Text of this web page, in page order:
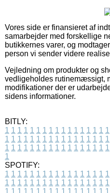
Vores side er finansieret af
samarbejder med forskellige
butikkernes varer, og
person vi sender videre
Vejledning om produkter og
vedligeholdes rutinemæssigt,
modifikationer der er
sidens informationer.
BITLY:
1 1 1 1 1 1 1 1 1 1 1 1 1 1 1 1 1
1 1 1 1 1 1 1 1 1 1 1 1 1 1 1 1 1
1 1 1 1 1 1 1 1 1 1 1 1 1 1 1 1 1
1
SPOTIFY:
1 1 1 1 1 1 1 1 1 1 1 1 1 1 1 1 1
1 1 1 1 1 1 1 1 1 1 1 1 1 1 1 1 1
1 1 1 1 1 1 1 1 1 1 1 1 1 1 1 1 1